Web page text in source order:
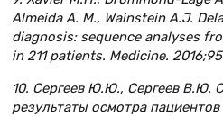
Almeida A. M., Wainstein A.J.
diagnosis: sequence analyses
in 211 patients. Medicine.
10. Сергеев Ю.Ю., Сергеев В.Ю.
результаты осмотра